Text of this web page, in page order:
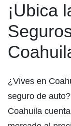
¡Ubica
¿Vives en
seguro de
Coahuila